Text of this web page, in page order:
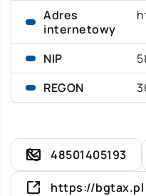
Adres
internetowy
NIP
REGON
48501405193
https://bgtax.pl